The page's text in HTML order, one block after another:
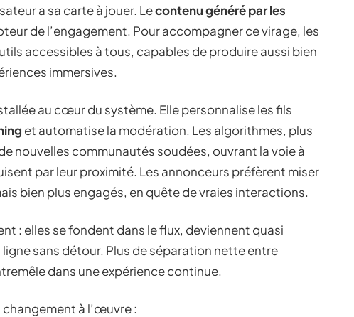
a sa carte à jouer. Lecontenu généré par les
de l’engagement. Pour accompagner ce virage, les
accessibles à tous, capables de produire aussi bien
immersives.
au cœur du système. Elle personnalise les fils
et automatise la modération. Les algorithmes, plus
nouvelles communautés soudées, ouvrant la voie à
par leur proximité. Les annonceurs préfèrent miser
bien plus engagés, en quête de vraies interactions.
: elles se fondent dans le flux, deviennent quasi
sans détour. Plus de séparation nette entre
dans une expérience continue.
à l’œuvre :